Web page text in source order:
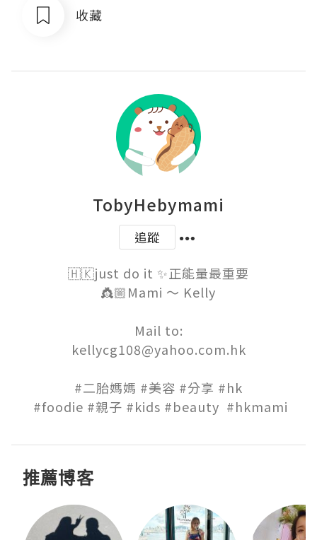
收藏
TobyHebymami
追蹤
🇭🇰just do it ✨正能量最重要
👸🏼Mami ～ Kelly
Mail to:
kellycg108@yahoo.com.hk
#二胎媽媽 #美容 #分享 #hk
#foodie #親子 #kids #beauty  #hkmami
推薦博客